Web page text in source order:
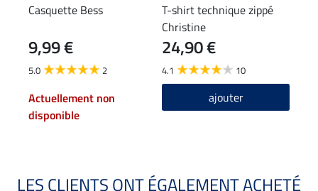
Casquette Bess
9,99 €
5.0 2
Actuellement non
disponible
T-shirt technique zippé
Christine
24,90 €
4.1 10
ajouter
LES CLIENTS ONT ÉGALEMENT ACHETÉ